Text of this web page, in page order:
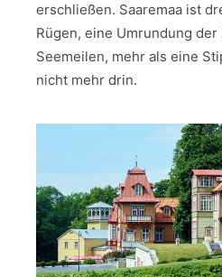
erschließen. Saaremaa ist
Rügen, eine Umrundung der
Seemeilen, mehr als eine
nicht mehr drin.